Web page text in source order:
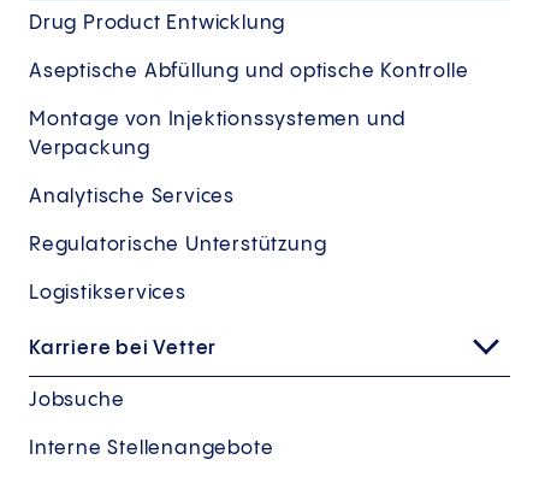
Drug Product Entwicklung
Aseptische Abfüllung und optische Kontrolle
Montage von Injektionssystemen und
Verpackung
Analytische Services
Regulatorische Unterstützung
Logistikservices
Karriere bei Vetter
Jobsuche
Interne Stellenangebote